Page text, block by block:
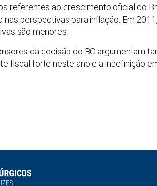
referentes ao crescimento oficial do
nas perspectivas para inflação. Em
são menores.
da decisão do BC argumentam
fiscal forte neste ano e a indefinição